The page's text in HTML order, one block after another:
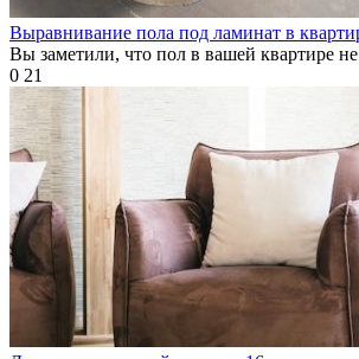
Выравнивание пола под ламинат в
Вы заметили, что пол в вашей квартире
0 21